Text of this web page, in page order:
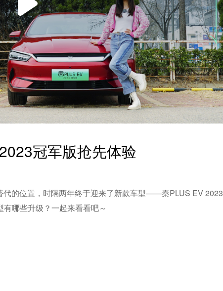
冠军版抢先体验
的位置，时隔两年终于迎来了新款车型——秦PLUS EV 2023